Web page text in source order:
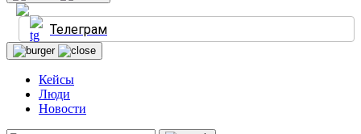
Телеграм
Кейсы
Люди
Новости